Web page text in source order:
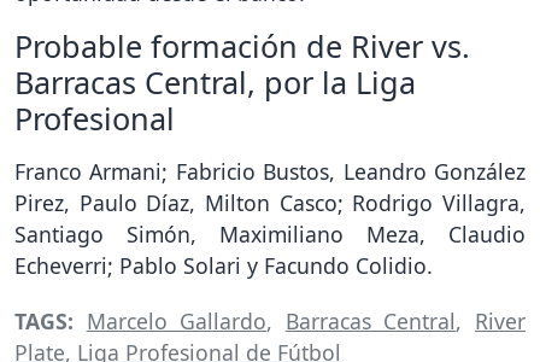
Probable formación de River vs.
Barracas Central, por la Liga
Profesional
Franco Armani; Fabricio Bustos, Leandro González
Pirez, Paulo Díaz, Milton Casco; Rodrigo Villagra,
Santiago Simón, Maximiliano Meza, Claudio
Echeverri; Pablo Solari y Facundo Colidio.
TAGS: Marcelo Gallardo, Barracas Central, River
Plate, Liga Profesional de Fútbol